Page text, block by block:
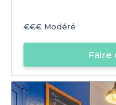
€€€ Modéré
Faire